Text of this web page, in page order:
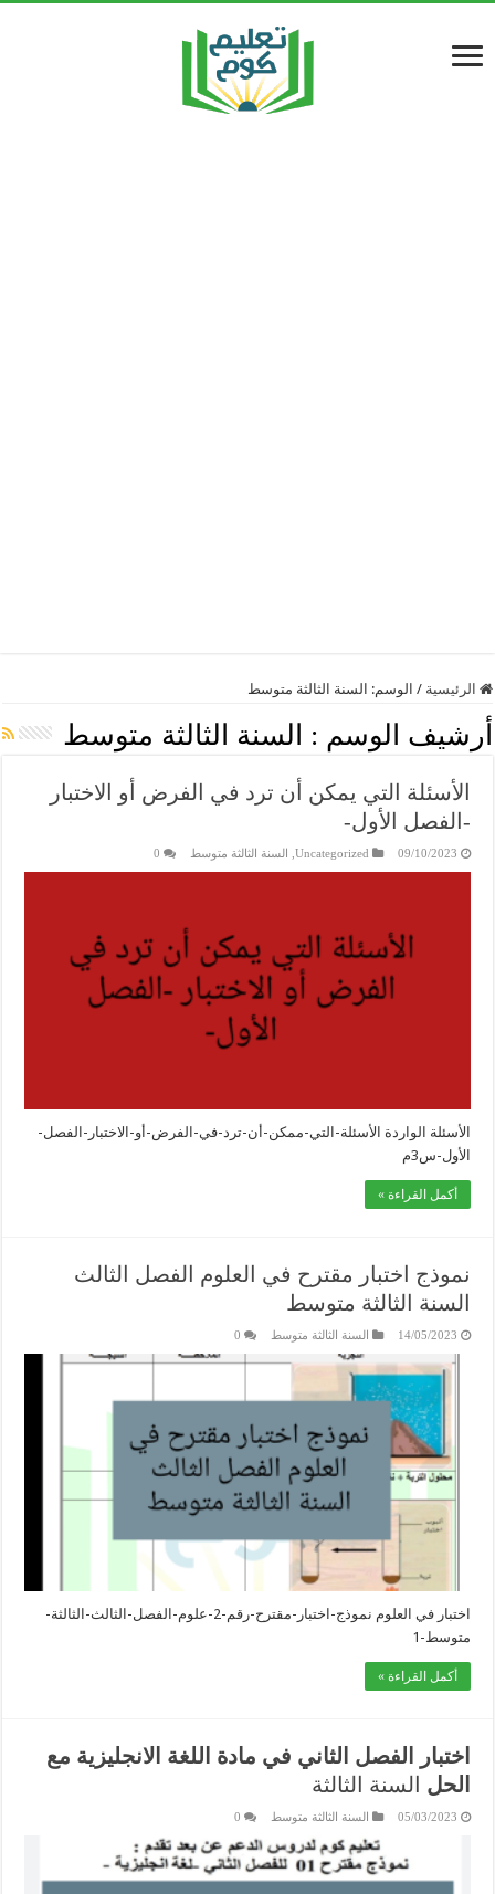
الرئيسية / الوسم: السنة الثالثة متوسط
أرشيف الوسم : السنة الثالثة متوسط
الأسئلة التي يمكن أن ترد في الفرض أو الاختبار
-الفصل الأول-
09/10/2023
Uncategorized السنة الثالثة متوسط 0
الأسئلة الواردة الأسئلة-التي-ممكن-أن-ترد-في-الفرض-أو-الاختبار-الفصل-
الأول-س3م
أكمل القراءة »
نموذج اختبار مقترح في العلوم الفصل الثالث
السنة الثالثة متوسط
14/05/2023 السنة الثالثة متوسط 0
اختبار في العلوم نموذج-اختبار-مقترح-رقم-2-علوم-الفصل-الثالث-الثالثة-
متوسط-1
أكمل القراءة »
اختبار الفصل الثاني في مادة اللغة الانجليزية مع
الحل السنة الثالثة
05/03/2023 السنة الثالثة متوسط 0